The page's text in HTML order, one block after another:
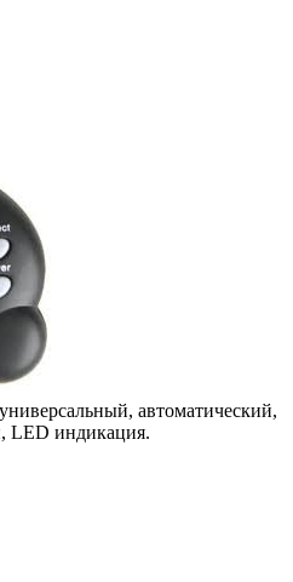
автоматический,
LED индикация.